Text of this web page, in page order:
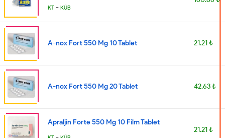
KT - KÜB
A-nox Fort 550 Mg 10 Tablet 21.21 ₺
A-nox Fort 550 Mg 20 Tablet 42.63 ₺
Apraljin Forte 550 Mg 10 Film Tablet
21.21 ₺